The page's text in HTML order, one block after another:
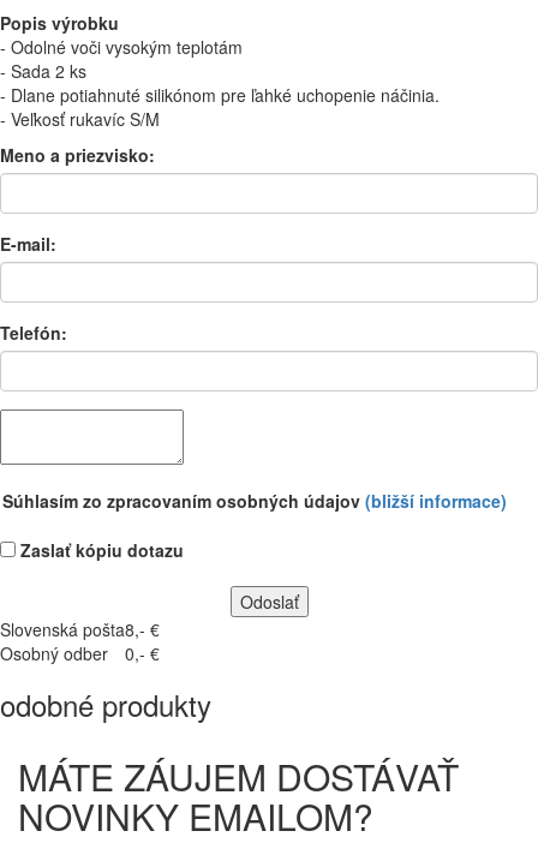
Popis výrobku
- Odolné voči vysokým teplotám
- Sada 2 ks
- Dlane potiahnuté silikónom pre ľahké uchopenie náčinia.
- Veľkosť rukavíc S/M
Meno a priezvisko:
E-mail:
Telefón:
Súhlasím zo zpracovaním osobných údajov (bližší informace)
Zaslať kópiu dotazu
Slovenská pošta8,- €
Osobný odber
0,- €
produkty
MÁTE ZÁUJEM DOSTÁVAŤ
NOVINKY EMAILOM?